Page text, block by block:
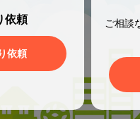
依頼
依頼
ご相談